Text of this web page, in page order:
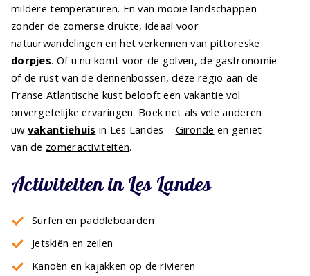
mildere temperaturen. En van mooie landschappen
zonder de zomerse drukte, ideaal voor
natuurwandelingen en het verkennen van pittoreske
dorpjes. Of u nu komt voor de golven, de gastronomie
of de rust van de dennenbossen, deze regio aan de
Franse Atlantische kust belooft een vakantie vol
onvergetelijke ervaringen. Boek net als vele anderen
uw vakantiehuis in Les Landes – Gironde en geniet
van de zomeractiviteiten.
Activiteiten in Les Landes
Surfen en paddleboarden
Jetskiën en zeilen
Kanoën en kajakken op de rivieren